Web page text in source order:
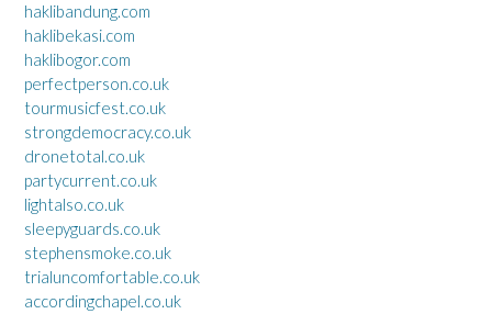
haklibandung.com
haklibekasi.com
haklibogor.com
perfectperson.co.uk
tourmusicfest.co.uk
strongdemocracy.co.uk
dronetotal.co.uk
partycurrent.co.uk
lightalso.co.uk
sleepyguards.co.uk
stephensmoke.co.uk
trialuncomfortable.co.uk
accordingchapel.co.uk